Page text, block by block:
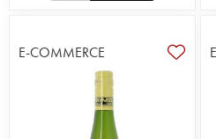
E-COMMERCE